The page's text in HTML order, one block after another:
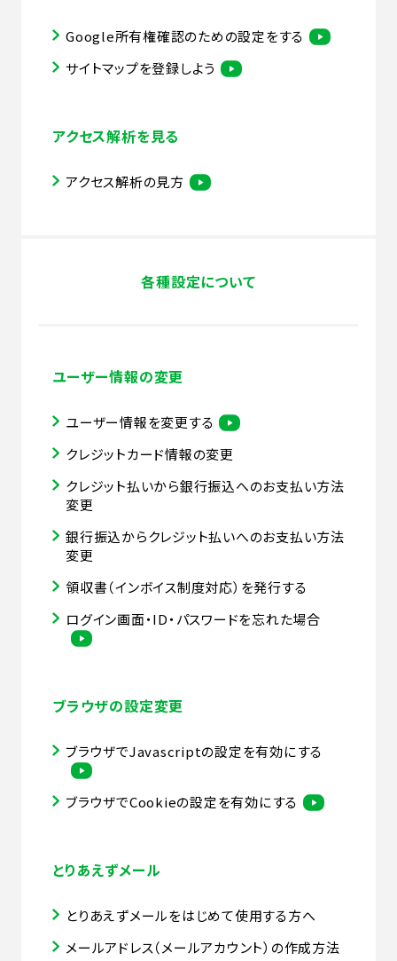
Google所有権確認のための設定をする
サイトマップを登録しよう
アクセス解析を見る
アクセス解析の見方
各種設定について
ユーザー情報の変更
ユーザー情報を変更する
クレジットカード情報の変更
クレジット払いから銀行振込へのお支払い方法
変更
銀行振込からクレジット払いへのお支払い方法
変更
領収書（インボイス制度対応）を発行する
ログイン画面・ID・パスワードを忘れた場合
ブラウザの設定変更
ブラウザでJavascriptの設定を有効にする
ブラウザでCookieの設定を有効にする
とりあえずメール
とりあえずメールをはじめて使用する方へ
メールアドレス（メールアカウント）の作成方法